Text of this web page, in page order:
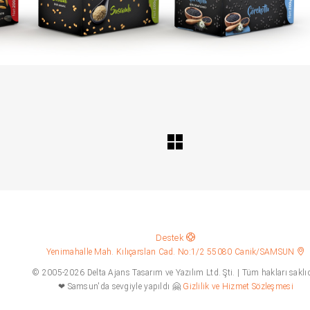
Destek
Yenimahalle Mah. Kılıçarslan Cad. No:1/2 55080 Canik/SAMSUN
© 2005-2026 Delta Ajans Tasarım ve Yazılım Ltd. Şti. | Tüm hakları
❤ Samsun'da sevgiyle yapıldı 🤗 Gizlilik ve Hizmet Sözleşmesi